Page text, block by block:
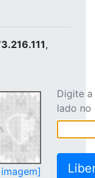
,
Digite
lado no